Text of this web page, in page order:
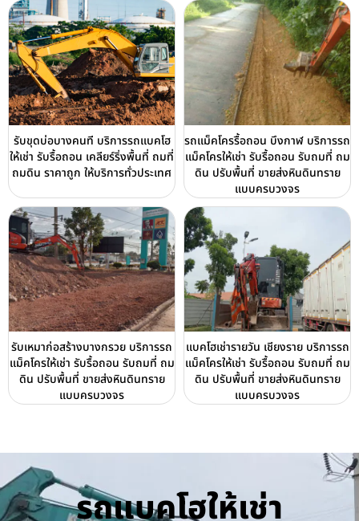
รับขุดบ่อบางคนที บริการรถแบคโฮ
ให้เช่า รับรื้อถอน เคลียร์ริ่งพื้นที่ ถมที่
ถมดิน ราคาถูก ให้บริการทั่วประเทศ
รถแม็คโครรื้อถอน บึงกาฬ บริการรถ
แม็คโครให้เช่า รับรื้อถอน รับถมที่ ถม
ดิน ปรับพื้นที่ ขายส่งหินดินทราย
แบบครบวงจร
รับเหมาก่อสร้างบางกรวย บริการรถ
แม็คโครให้เช่า รับรื้อถอน รับถมที่ ถม
ดิน ปรับพื้นที่ ขายส่งหินดินทราย
แบบครบวงจร
แบคโฮเช่ารายวัน เชียงราย บริการรถ
แม็คโครให้เช่า รับรื้อถอน รับถมที่ ถม
ดิน ปรับพื้นที่ ขายส่งหินดินทราย
แบบครบวงจร
รถแบคโฮให้เช่า